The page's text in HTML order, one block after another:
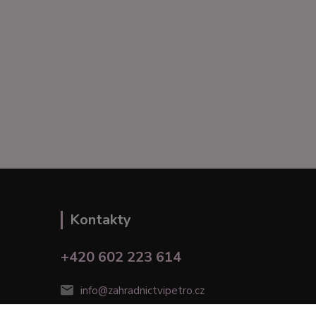
Kontakty
+420 602 223 614
info@zahradnictvipetro.cz